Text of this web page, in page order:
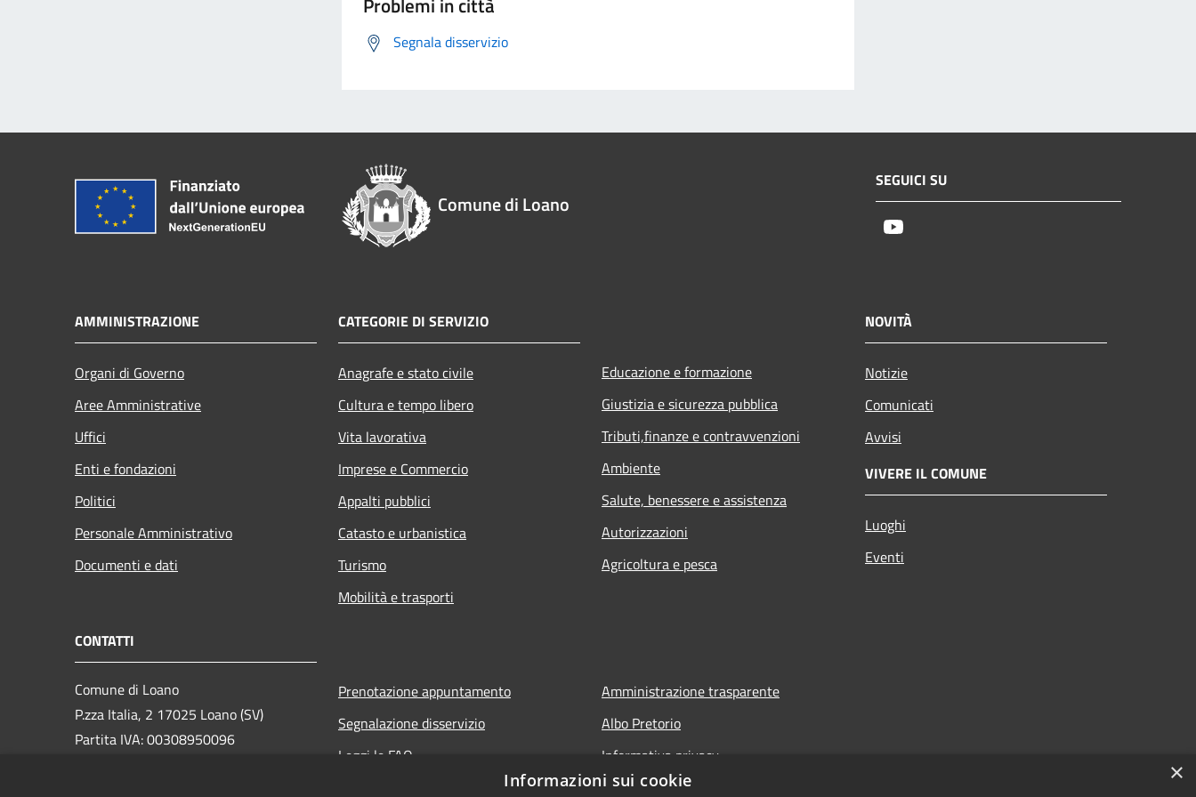
Segnala disservizio
Comune di Loano
SEGUICI SU
AMMINISTRAZIONE
Organi di Governo
Aree Amministrative
Uffici
Enti e fondazioni
Politici
Personale Amministrativo
Documenti e dati
CATEGORIE DI SERVIZIO
Anagrafe e stato civile
Cultura e tempo libero
Vita lavorativa
Imprese e Commercio
Appalti pubblici
Catasto e urbanistica
Turismo
Mobilità e trasporti
Educazione e formazione
Giustizia e sicurezza pubblica
Tributi,finanze e contravvenzioni
Ambiente
Salute, benessere e assistenza
Autorizzazioni
Agricoltura e pesca
NOVITÀ
Notizie
Comunicati
Avvisi
VIVERE IL COMUNE
Luoghi
Eventi
CONTATTI
Comune di Loano
P.zza Italia, 2 17025 Loano (SV)
Partita IVA: 00308950096
Prenotazione appuntamento
Segnalazione disservizio
Leggi le FAQ
Amministrazione trasparente
Albo Pretorio
Informativa privacy
Note legali
×
Informazioni sui cookie